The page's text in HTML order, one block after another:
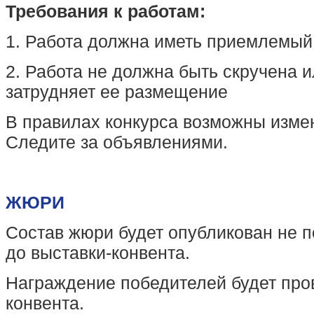
Требования к работам:
1. Работа должна иметь
2. Работа не должна быть скручена
затрудняет ее размещение
В правилах конкурса возможны
Следите за объявлениями.
ЖЮРИ
Состав жюри будет опубликован не
до выставки-конвента.
Награждение победителей будет
конвента.